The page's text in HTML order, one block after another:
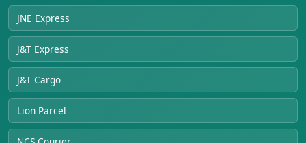
JNE Express
J&T Express
J&T Cargo
Lion Parcel